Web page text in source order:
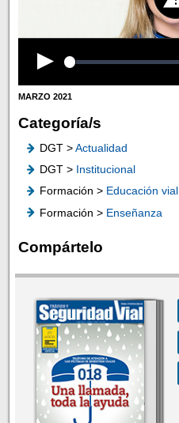
MARZO 2021
Categoría/s
DGT >Actualidad
DGT > Institucional
Formación > Educación vial
Formación > Enseñanza
Compártelo